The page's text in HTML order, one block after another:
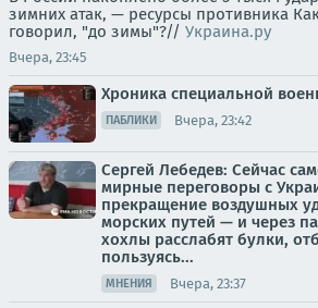
зимних атак, — ресурсы противника
говорил, "до зимы"?// Украина.ру
Вчера, 23:45
Хроника специальной
ПАБЛИКИ Вчера, 23:42
Сергей Лебедев: Сейчас
мирные переговоры с
прекращение воздушных
морских путей — и через
хохлы расслабят булки,
пользуясь...
МНЕНИЯ Вчера, 23:37